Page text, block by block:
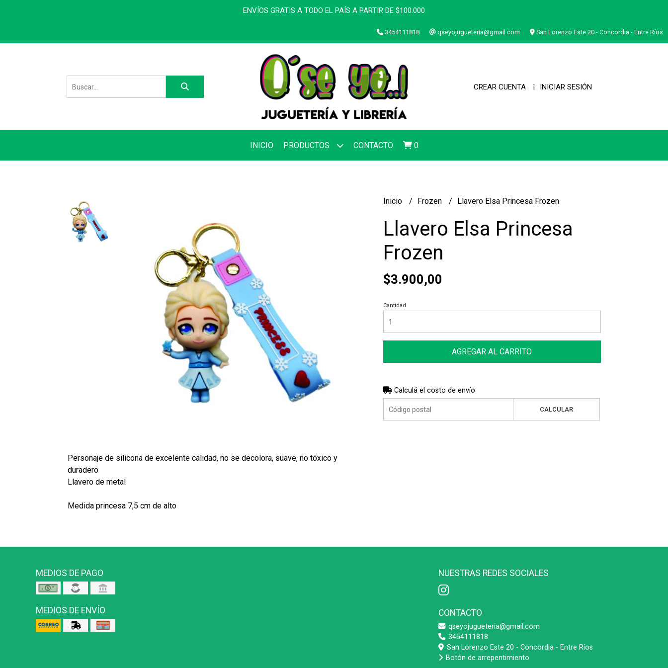
ENVÍOS GRATIS A TODO EL PAÍS A PARTIR DE $100.000
3454111818 qseyojugueteria@gmail.com San Lorenzo Este 20 - Concordia - Entre Ríos
CREAR CUENTA INICIAR SESIÓN
INICIO PRODUCTOS CONTACTO 0
Personaje de silicona de excelente calidad, no se decolora, suave, no tóxico y
duradero
Llavero de metal
Medida princesa 7,5 cm de alto
Inicio Frozen Llavero Elsa Princesa Frozen
Llavero Elsa Princesa
Frozen
$3.900,00
Cantidad
AGREGAR AL CARRITO
Calculá el costo de envío
CALCULAR
MEDIOS DE PAGO
MEDIOS DE ENVÍO
NUESTRAS REDES SOCIALES
CONTACTO
qseyojugueteria@gmail.com
3454111818
San Lorenzo Este 20 - Concordia - Entre Ríos
Botón de arrepentimiento